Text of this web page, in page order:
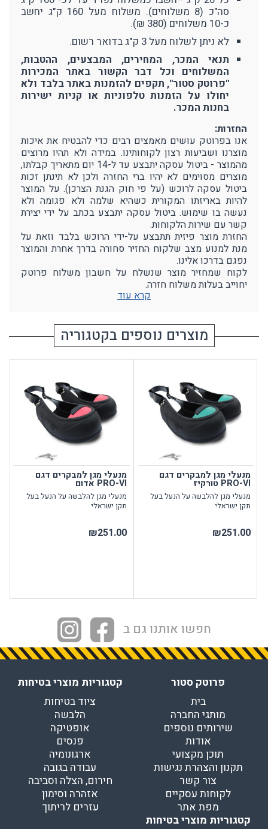
סה"כ (8 משלוחים). משלוח מעל 160 ק"ג יחשב
כ-10 משלוחים (380 ₪).
לא ניתן לשלוח מעל 3 ק"ג בדואר רשום.
תנאי המכר, המחירים, המבצעים, ההטבות,
המשלוחים וכל דבר הקשור באתר המכירות
"פרוטק סטור", תקפים להזמנות באתר בלבד ולא
יחולו על הזמנות טלפוניות או קניות ישירות
בחנות המכר.
החזרות:
אנו בפרוטק עושים מאמצים רבים כדי להבטיח את איכות
מוצרנו ושביעות רצון לקוחותינו. במידה ולא תהיו מרוצים
מהמוצר - ביטול עסקה יתבצע עד ל-14 יום מתאריך קבלתו,
מוצרים מסוימים לא יהיו ברי החזרה ולכן לא תינתן זכות
ביטול עסקה לרוכש (על פי חוק הגנת הצרכן). על המוצר
להיות באריזתו המקורית כשהיא שלמה ולא פגומה ולא
נעשה בו שימוש. ביטול עסקה יתבצע בכתב על ידי יצירת
קשר עם שירות הלקוחות.
החזרת מוצר פיזית תתבצע על-ידי הרוכש בלבד וזאת על
מנת למנוע מצב שלקוח החזיר סחורה בדרך אחרת והמוצר
נפגם בדרכו אלינו.
לקוח שמחזיר מוצר שנשלח על חשבון משלוח פרוטק
יחוייב בעלות משלוח חזרה.
קרא עוד
מוצרים נוספים בקטגוריה
מנעלי מגן למבקרים דגם
PRO-VI טורקיז
מנעלי מגן להלבשה על הנעל בעל
תקן ישראלי
₪251.00
מנעלי מגן למבקרים דגם
PRO-VI אדום
מנעלי מגן להלבשה על הנעל בעל
תקן ישראלי
₪251.00
חפשו אותנו גם ב
פרוטק סטור
בית
מותגי החברה
שירותים נוספים
אודות
תוכן מקצועי
תקנון והצהרת נגישות
צור קשר
לקוחות עסקיים
מפת אתר
קטגוריות מוצרי בטיחות
ציוד בטיחות
הלבשה
אופטיקה
פנסים
ארגונומיה
עבודה בגובה
חירום, הצלה וסביבה
אזהרה וסימון
עזרים לריתוך
קטגוריות מוצרי בטיחות